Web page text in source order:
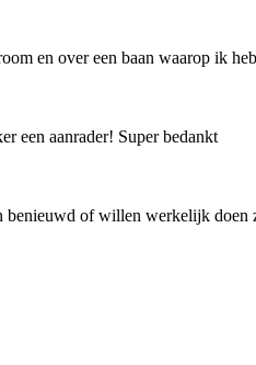
en over een baan waarop ik
een aanrader! Super bedankt
benieuwd of willen werkelijk doen